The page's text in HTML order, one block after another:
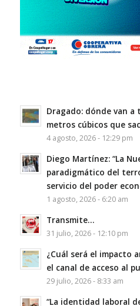
Dragado: dónde van
metros cúbicos que
4 agosto, 2026 - 12:29 pm
Diego Martínez: “La
paradigmático del
servicio del poder
1 agosto, 2026 - 6:20 am
Transmite…
31 julio, 2026 - 12:10 pm
¿Cuál será el impacto
el canal de acceso al
29 julio, 2026 - 8:33 am
“La identidad laboral